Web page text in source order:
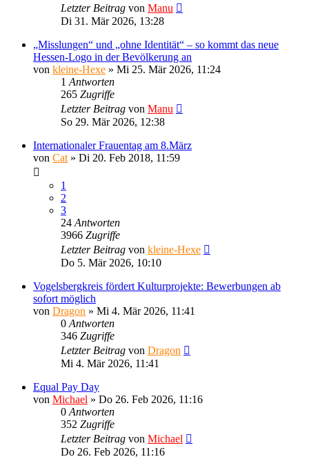
Letzter Beitrag von Manu
Di 31. Mär 2026, 13:28
„Misslungen“ und „ohne Identität“ – so kommt das neue
Hessen-Logo in der Bevölkerung an
von kleine-Hexe » Mi 25. Mär 2026, 11:24
1 Antworten
265 Zugriffe
Letzter Beitrag von Manu
So 29. Mär 2026, 12:38
Internationaler Frauentag am 8.März
von Cat » Di 20. Feb 2018, 11:59
1
2
3
24 Antworten
3966 Zugriffe
Letzter Beitrag von kleine-Hexe
Do 5. Mär 2026, 10:10
Vogelsbergkreis fördert Kulturprojekte: Bewerbungen ab
sofort möglich
von Dragon » Mi 4. Mär 2026, 11:41
0 Antworten
346 Zugriffe
Letzter Beitrag von Dragon
Mi 4. Mär 2026, 11:41
Equal Pay Day
von Michael » Do 26. Feb 2026, 11:16
0 Antworten
352 Zugriffe
Letzter Beitrag von Michael
Do 26. Feb 2026, 11:16